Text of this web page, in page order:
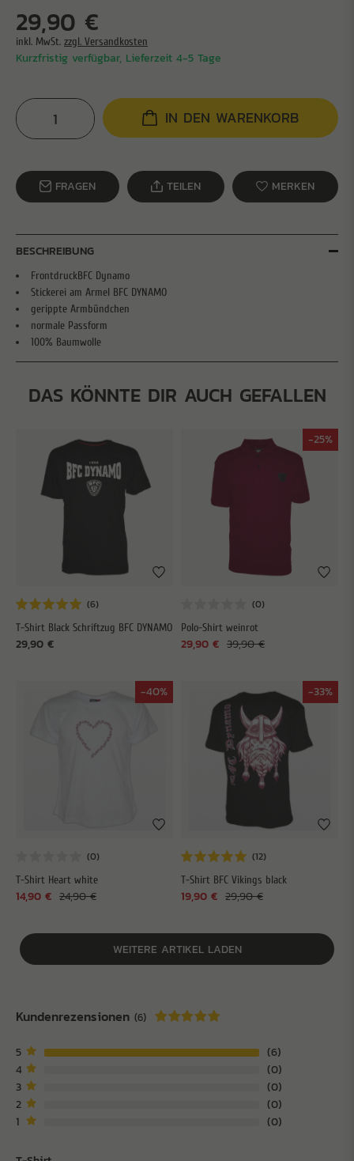
29,90 €
inkl. MwSt. zzgl. Versandkosten
Kurzfristig verfügbar, Lieferzeit 4-5 Tage
IN DEN WARENKORB
FRAGEN TEILEN MERKEN
BESCHREIBUNG
FrontdruckBFC Dynamo
Stickerei am Armel BFC DYNAMO
gerippte Armbündchen
normale Passform
100% Baumwolle
DAS KÖNNTE DIR AUCH GEFALLEN
T-Shirt Black Schriftzug BFC DYNAMO
29,90 €
-25%
Polo-Shirt weinrot
39,90 €
29,90 €
-40%
T-Shirt Heart white
24,90 €
14,90 €
-33%
T-Shirt BFC Vikings black
29,90 €
19,90 €
WEITERE ARTIKEL LADEN
Kundenrezensionen (6)
5
6
4
0
3
0
2
0
1
0